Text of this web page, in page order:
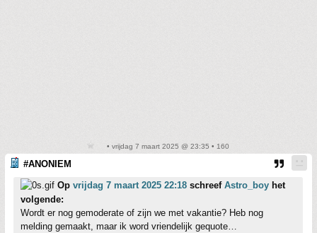
• vrijdag 7 maart 2025 @ 23:35 • 160
#ANONIEM
Op vrijdag 7 maart 2025 22:18 schreef Astro_boy het
volgende:
Wordt er nog gemoderate of zijn we met vakantie? Heb nog
melding gemaakt, maar ik word vriendelijk gequote…